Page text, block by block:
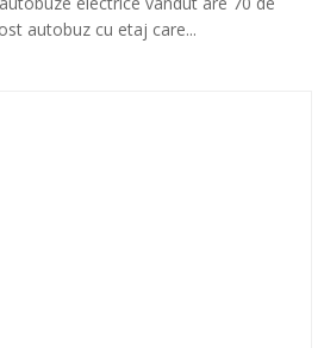
autobuz cu etaj care...